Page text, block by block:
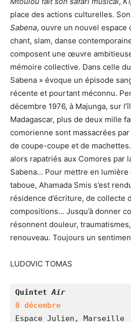
place des actions culturelles.
Sabena, ouvre un nouvel espace
chant, slam, danse
composent une œuvre
mémoire collective. Dans celle
Sabena » évoque un épisode
récente et pourtant méconnu.
décembre 1976, à Majunga, sur
Madagascar, plus de deux mille
comorienne sont massacrées
de coupe-coupe et de
alors rapatriés aux Comores par
Sabena… Pour mettre en
taboue, Ahamada Smis s’est
résidence d’écriture, de collecte
compositions… Jusqu’à donner
résonnent douleur,
renouveau. Toujours un
LUDOVIC TOMAS
Quintet Air
8 décembre
Espace Julien, Marseille